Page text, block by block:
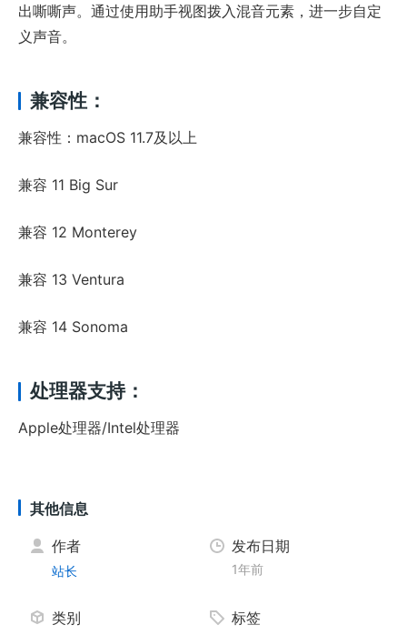
出嘶嘶声。通过使用助手视图拨入混音元素，进一步自定
义声音。
兼容性：
兼容性：macOS 11.7及以上
兼容 11 Big Sur
兼容 12 Monterey
兼容 13 Ventura
兼容 14 Sonoma
处理器支持：
Apple处理器/Intel处理器
其他信息
作者
站长
发布日期
1年前
类别 标签